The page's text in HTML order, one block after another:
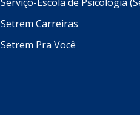
Setrem Carreiras
Setrem Pra Você